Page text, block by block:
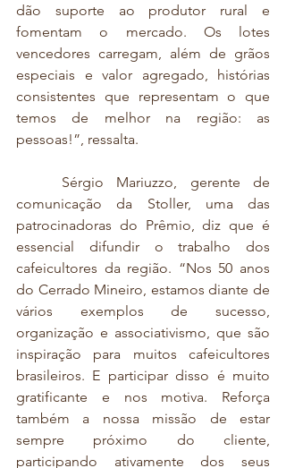
dão suporte ao produtor rural e
fomentam o mercado. Os lotes
vencedores carregam, além de grãos
especiais e valor agregado, histórias
consistentes que representam o que
temos de melhor na região: as
pessoas!”, ressalta.
comunicação da Stoller, uma das
patrocinadoras do Prêmio, diz que é
essencial difundir o trabalho dos
cafeicultores da região. “Nos 50 anos
do Cerrado Mineiro, estamos diante de
vários exemplos de sucesso,
organização e associativismo, que são
inspiração para muitos cafeicultores
brasileiros. E participar disso é muito
gratificante e nos motiva. Reforça
também a nossa missão de estar
sempre próximo do cliente,
participando ativamente dos seus